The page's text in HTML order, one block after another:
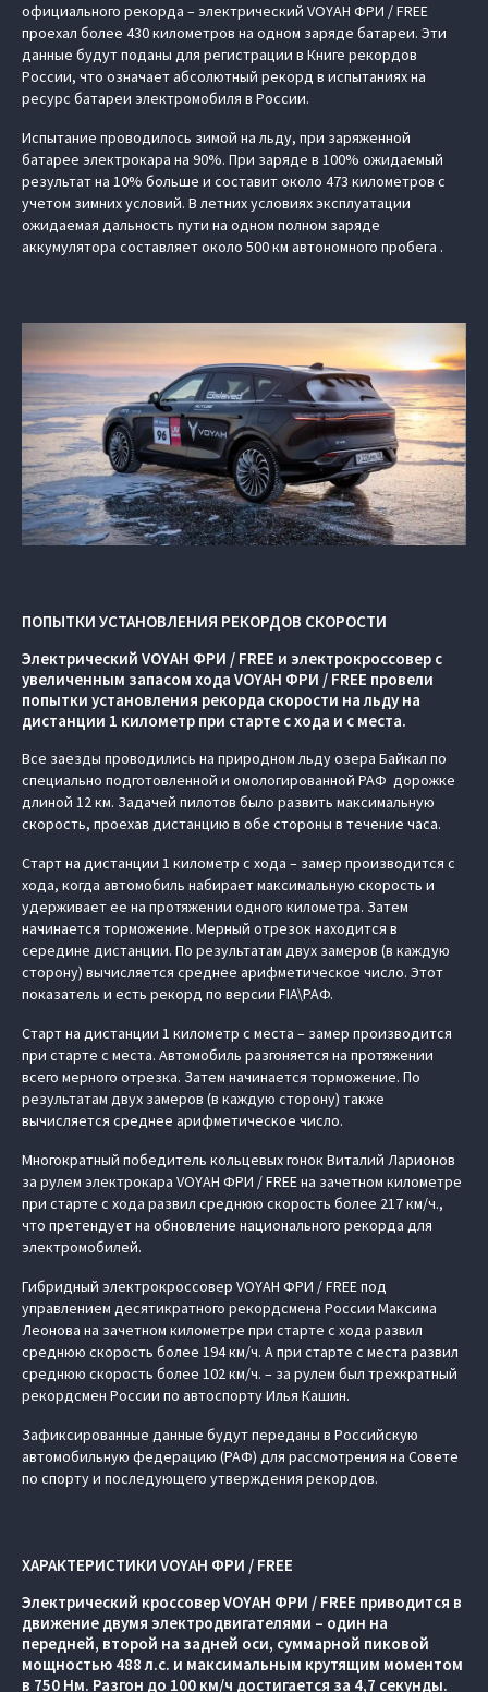
официального рекорда – электрический VOYAH ФРИ / FREE
проехал более 430 километров на одном заряде батареи. Эти
данные будут поданы для регистрации в Книге рекордов
России, что означает абсолютный рекорд в испытаниях на
ресурс батареи электромобиля в России.
Испытание проводилось зимой на льду, при заряженной
батарее электрокара на 90%. При заряде в 100% ожидаемый
результат на 10% больше и составит около 473 километров с
учетом зимних условий. В летних условиях эксплуатации
ожидаемая дальность пути на одном полном заряде
аккумулятора составляет около 500 км автономного пробега .
ПОПЫТКИ УСТАНОВЛЕНИЯ РЕКОРДОВ СКОРОСТИ
Электрический VOYAH ФРИ / FREE и электрокроссовер с
увеличенным запасом хода VOYAH ФРИ / FREE провели
попытки установления рекорда скорости на льду на
дистанции 1 километр при старте с хода и с места.
Все заезды проводились на природном льду озера Байкал по
специально подготовленной и омологированной РАФ дорожке
длиной 12 км. Задачей пилотов было развить максимальную
скорость, проехав дистанцию в обе стороны в течение часа.
Старт на дистанции 1 километр с хода – замер производится с
хода, когда автомобиль набирает максимальную скорость и
удерживает ее на протяжении одного километра. Затем
начинается торможение. Мерный отрезок находится в
середине дистанции. По результатам двух замеров (в каждую
сторону) вычисляется среднее арифметическое число. Этот
показатель и есть рекорд по версии FIA\РАФ.
Старт на дистанции 1 километр с места – замер производится
при старте с места. Автомобиль разгоняется на протяжении
всего мерного отрезка. Затем начинается торможение. По
результатам двух замеров (в каждую сторону) также
вычисляется среднее арифметическое число.
Многократный победитель кольцевых гонок Виталий Ларионов
за рулем электрокара VOYAH ФРИ / FREE на зачетном километре
при старте с хода развил среднюю скорость более 217 км/ч.,
что претендует на обновление национального рекорда для
электромобилей.
Гибридный электрокроссовер VOYAH ФРИ / FREE под
управлением десятикратного рекордсмена России Максима
Леонова на зачетном километре при старте с хода развил
среднюю скорость более 194 км/ч. А при старте с места развил
среднюю скорость более 102 км/ч. – за рулем был трехкратный
рекордсмен России по автоспорту Илья Кашин.
Зафиксированные данные будут переданы в Российскую
автомобильную федерацию (РАФ) для рассмотрения на Совете
по спорту и последующего утверждения рекордов.
ХАРАКТЕРИСТИКИ VOYAH ФРИ / FREE
Электрический кроссовер VOYAH ФРИ / FREE приводится в
движение двумя электродвигателями – один на
передней, второй на задней оси, суммарной пиковой
мощностью 488 л.с. и максимальным крутящим моментом
в 750 Нм. Разгон до 100 км/ч достигается за 4,7 секунды.